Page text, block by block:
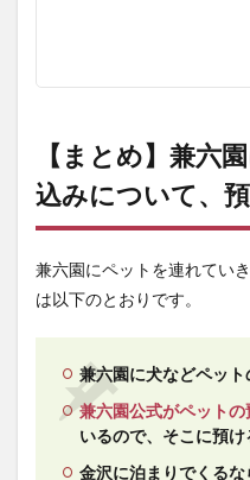
【まとめ】兼六
込みについて、
兼六園にペットを連れてい
は以下のとおりです。
兼六園に犬などペッ
兼六園公式がペット
いるので、そこに預け
金沢に泊まりでくる